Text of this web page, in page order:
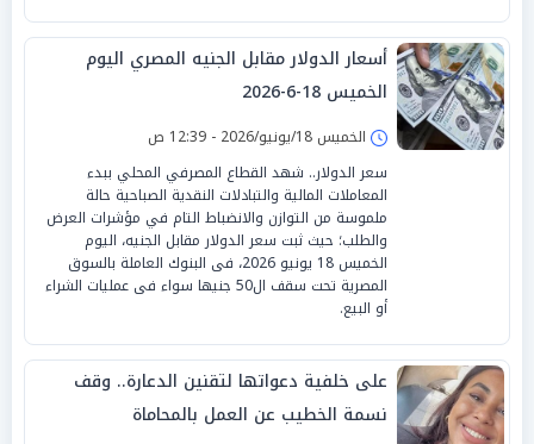
أسعار الدولار مقابل الجنيه المصري اليوم
الخميس 18-6-2026
الخميس 18/يونيو/2026 - 12:39 ص
سعر الدولار.. شهد القطاع المصرفي المحلي ببدء
المعاملات المالية والتبادلات النقدية الصباحية حالة
ملموسة من التوازن والانضباط التام في مؤشرات العرض
والطلب؛ حيث ثبت سعر الدولار مقابل الجنيه، اليوم
الخميس 18 يونيو 2026، فى البنوك العاملة بالسوق
المصرية تحت سقف ال50 جنيها سواء فى عمليات الشراء
أو البيع.
على خلفية دعواتها لتقنين الدعارة.. وقف
نسمة الخطيب عن العمل بالمحاماة